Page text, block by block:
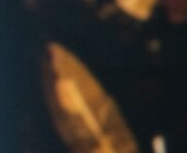
való kapcsolattartás
amennyiben